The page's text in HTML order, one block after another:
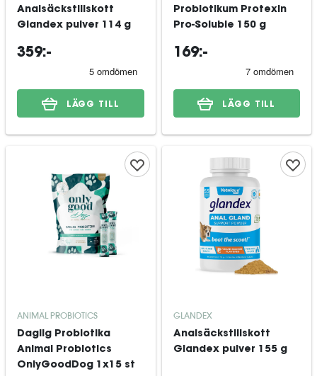
Analsäckstillskott
Glandex pulver 114 g
359:-
LÄGG TILL
Probiotikum Protexin
Pro-Soluble 150 g
169:-
LÄGG TILL
ANIMAL PROBIOTICS
Daglig Probiotika
Animal Probiotics
OnlyGoodDog 1x15 st
GLANDEX
Analsäckstillskott
Glandex pulver 155 g